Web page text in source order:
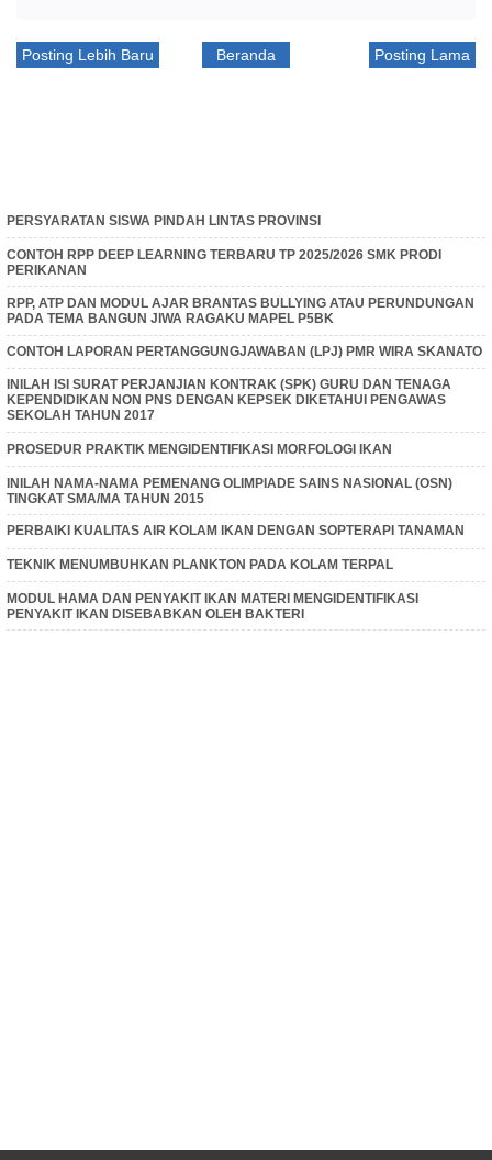
Posting Lebih Baru Posting Lama
Beranda
PERSYARATAN SISWA PINDAH LINTAS PROVINSI
CONTOH RPP DEEP LEARNING TERBARU TP 2025/2026 SMK PRODI
PERIKANAN
RPP, ATP DAN MODUL AJAR BRANTAS BULLYING ATAU PERUNDUNGAN
PADA TEMA BANGUN JIWA RAGAKU MAPEL P5BK
CONTOH LAPORAN PERTANGGUNGJAWABAN (LPJ) PMR WIRA SKANATO
INILAH ISI SURAT PERJANJIAN KONTRAK (SPK) GURU DAN TENAGA
KEPENDIDIKAN NON PNS DENGAN KEPSEK DIKETAHUI PENGAWAS
SEKOLAH TAHUN 2017
PROSEDUR PRAKTIK MENGIDENTIFIKASI MORFOLOGI IKAN
INILAH NAMA-NAMA PEMENANG OLIMPIADE SAINS NASIONAL (OSN)
TINGKAT SMA/MA TAHUN 2015
PERBAIKI KUALITAS AIR KOLAM IKAN DENGAN SOPTERAPI TANAMAN
TEKNIK MENUMBUHKAN PLANKTON PADA KOLAM TERPAL
MODUL HAMA DAN PENYAKIT IKAN MATERI MENGIDENTIFIKASI
PENYAKIT IKAN DISEBABKAN OLEH BAKTERI